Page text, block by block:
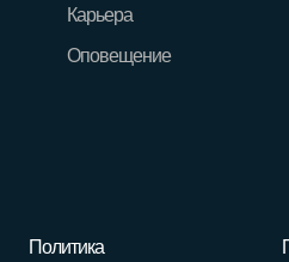
Карьера
Оповещение
Политика